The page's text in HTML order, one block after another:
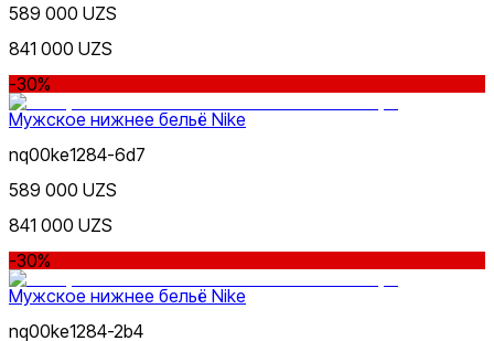
Только онлайн (доставка)
589 000 UZS
841 000 UZS
-30%
Мужское нижнее бельё Nike
nq00ke1284-6d7
589 000 UZS
841 000 UZS
-30%
Мужское нижнее бельё Nike
nq00ke1284-2b4